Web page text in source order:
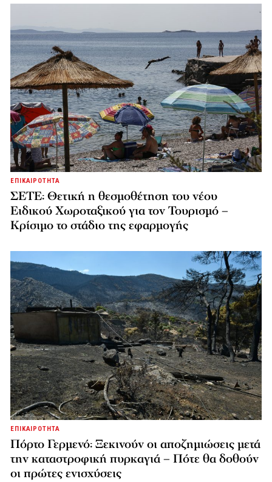
ΕΠΙΚΑΙΡΟΤΗΤΑ
ΣΕΤΕ: Θετική η θεσμοθέτηση του νέου
Ειδικού Χωροταξικού για τον Τουρισμό –
Κρίσιμο το στάδιο της εφαρμογής
ΕΠΙΚΑΙΡΟΤΗΤΑ
Πόρτο Γερμενό: Ξεκινούν οι αποζημιώσεις μετά
την καταστροφική πυρκαγιά – Πότε θα δοθούν
οι πρώτες ενισχύσεις